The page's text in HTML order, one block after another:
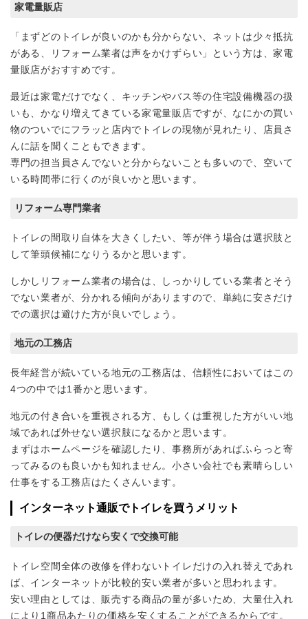
家電量販店
「まずどのトイレが良いのかも分からない、ネットは少々抵抗
がある、リフォーム業者は声をかけずらい」という方は、家電
量販店がおすすめです。
最近は家電だけでなく、キッチンやバス等の住宅設備機器の扱
いも、かなり増えてきている家電量販店ですが、なにかの買い
物のついでにフラッと店内でトイレの現物が見れたり、店員さ
んに話を聞くこともできます。
専門の担当員さんでないと分からないことも多いので、空いて
いる時間帯に行くのが良いかと思います。
リフォーム専門業者
トイレの間取り自体を大きくしたい、等が伴う場合は選択肢と
して筆頭候補になりうるかと思います。
しかしリフォーム業者の場合は、しっかりしている業者とそう
でない業者が、分かれる傾向がありますので、単純に安さだけ
での選択は避けた方が良いでしょう。
地元の工務店
長年経営が続いている地元の工務店は、信頼性においてはこの
4つの中では1番かと思います。
地元の付き合いを重視される方、もしくは重視した方がいい地
域であれば外せない選択肢になるかと思います。
まずはホームページを確認したり、事務所があればふらっと寄
ってみるのも良いかも知れません。小さい会社でも素晴らしい
仕事をする工務店はたくさんいます。
インターネット通販でトイレを買うメリット
トイレの便器だけなら安くで交換可能
トイレ空間全体の改修を伴わないトイレだけの入れ替えであれ
ば、インターネットが比較的安い業者が多いと思われます。
安い理由としては、販売する商品の量が多いため、大量仕入れ
により1商品あたりの価格を安くすることができるからです。